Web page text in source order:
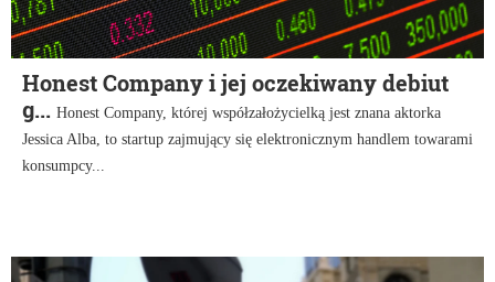
Honest Company i jej oczekiwany debiut
g... Honest Company, której współzałożycielką jest znana aktorka
Jessica Alba, to startup zajmujący się elektronicznym handlem towarami
konsumpcy...